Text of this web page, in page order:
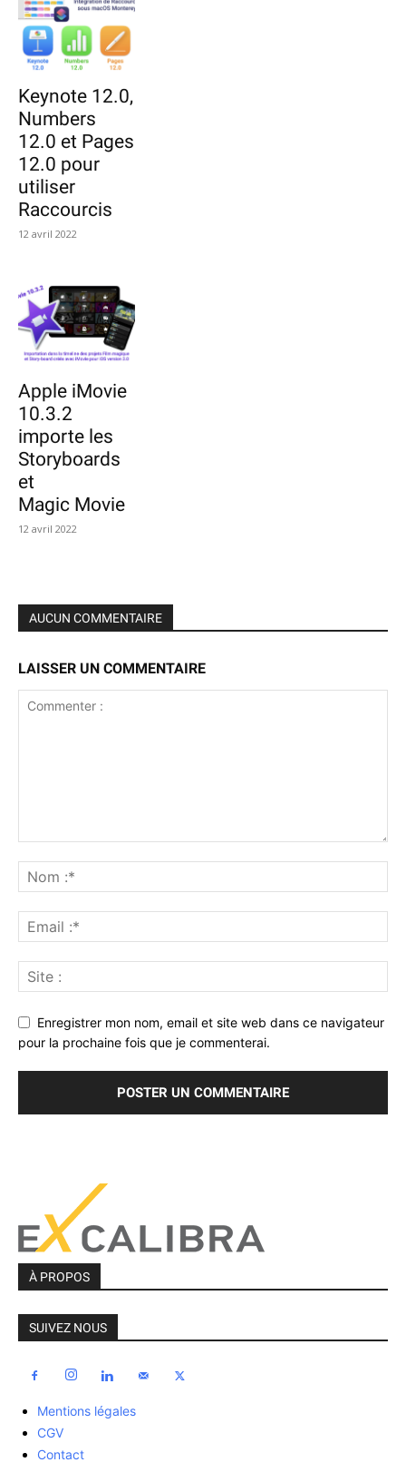
Keynote 12.0,
Numbers
12.0 et Pages
12.0 pour
utiliser
Raccourcis
12 avril 2022
Apple iMovie
10.3.2
importe les
Storyboards
et
Magic Movie
12 avril 2022
AUCUN COMMENTAIRE
LAISSER UN COMMENTAIRE
Enregistrer mon nom, email et site web dans ce navigateur
pour la prochaine fois que je commenterai.
À PROPOS
SUIVEZ NOUS
Mentions légales
CGV
Contact